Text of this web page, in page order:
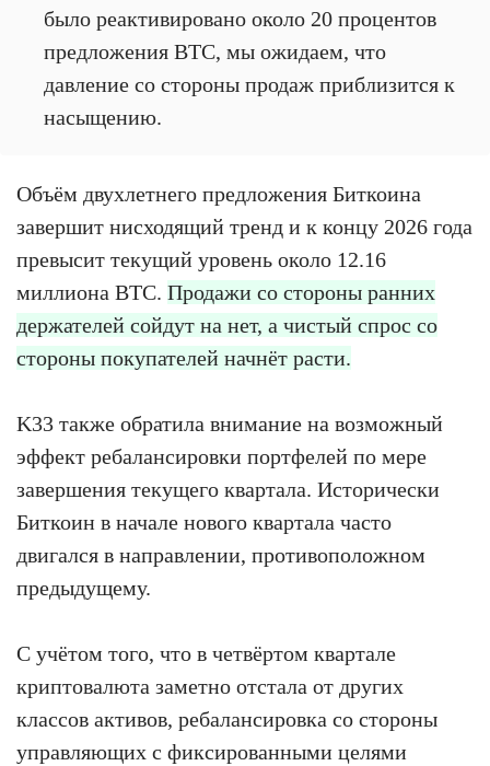
было реактивировано около 20 процентов
предложения BTC, мы ожидаем, что
давление со стороны продаж приблизится к
насыщению.
Объём двухлетнего предложения Биткоина
завершит нисходящий тренд и к концу 2026 года
превысит текущий уровень около 12.16
миллиона BTC. Продажи со стороны ранних
держателей сойдут на нет, а чистый спрос со
стороны покупателей начнёт расти.
K33 также обратила внимание на возможный
эффект ребалансировки портфелей по мере
завершения текущего квартала. Исторически
Биткоин в начале нового квартала часто
двигался в направлении, противоположном
предыдущему.
С учётом того, что в четвёртом квартале
криптовалюта заметно отстала от других
классов активов, ребалансировка со стороны
управляющих с фиксированными целями